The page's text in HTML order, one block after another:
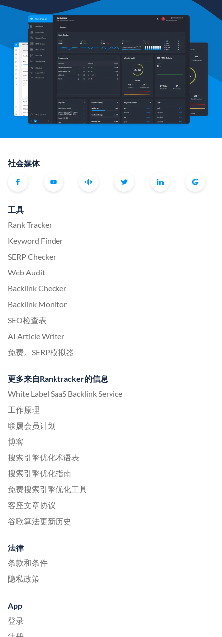
社会媒体
工具
Rank Tracker
Keyword Finder
SERP Checker
Web Audit
Backlink Checker
Backlink Monitor
SEO检查表
AI Article Writer
免费。SERP模拟器
更多来自Ranktracker的信息
White Label SaaS Backlink Service
工作原理
联属会员计划
博客
搜索引擎优化术语表
搜索引擎优化指南
免费搜索引擎优化工具
客座文章协议
谷歌算法更新历史
法律
条款和条件
隐私政策
App
登录